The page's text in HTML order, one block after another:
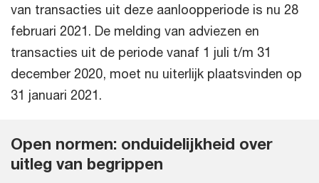
van transacties uit deze aanloopperiode is nu 28
februari 2021. De melding van adviezen en
transacties uit de periode vanaf 1 juli t/m 31
december 2020, moet nu uiterlijk plaatsvinden op
31 januari 2021.
Open normen: onduidelijkheid over
uitleg van begrippen